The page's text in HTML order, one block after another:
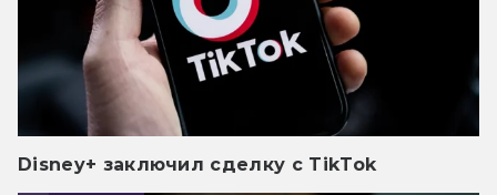
Disney+ заключил сделку с TikTok